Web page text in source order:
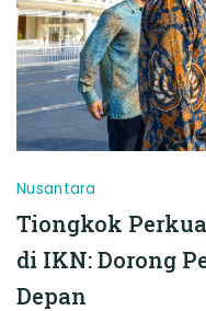
Nusantara
Tiongkok
di IKN: Dorong
Depan